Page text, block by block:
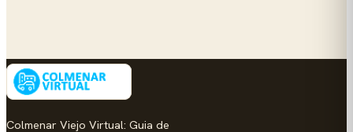
Colmenar Viejo Virtual: Guia de